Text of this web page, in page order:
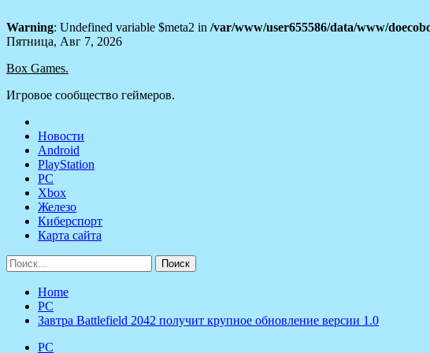
Warning: Undefined variable $meta2 in /var/www/user655586/data/www/
Skip
content
Пятница, Авг 7, 2026
Box Games.
Игровое сообщество геймеров.
Новости
Android
PlayStation
PC
Xbox
Железо
Киберспорт
Карта сайта
Найти:
Home
PC
Завтра Battlefield 2042 получит крупное обновление версии 1.0
PC